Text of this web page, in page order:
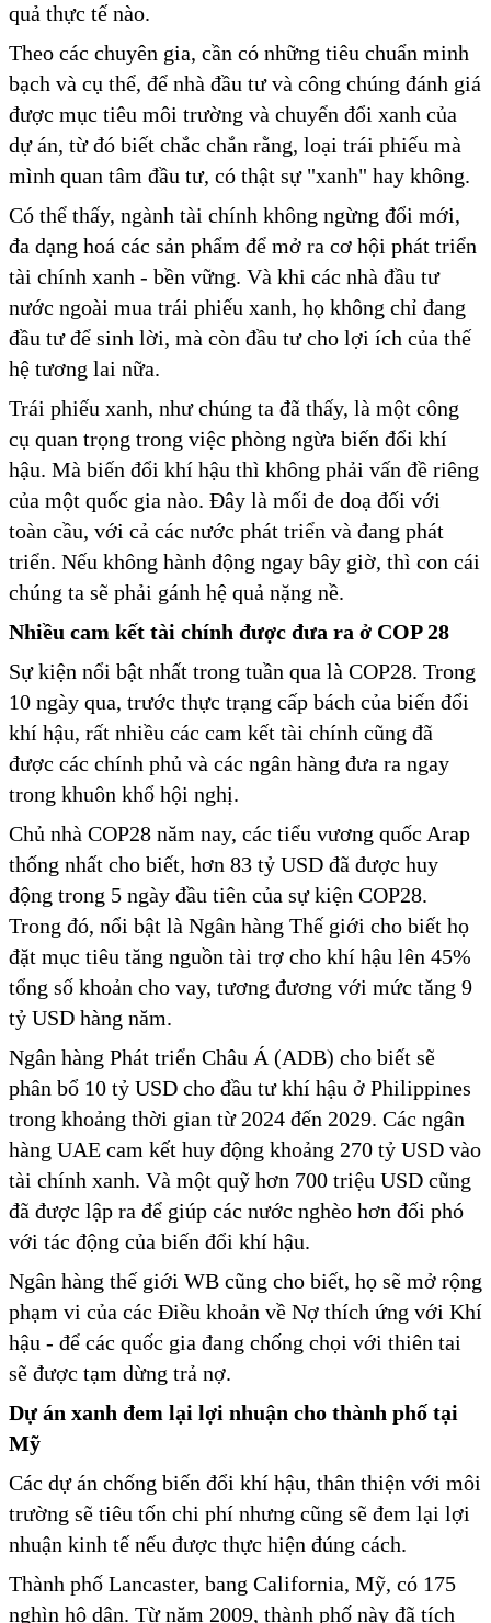
quả thực tế nào.
Theo các chuyên gia, cần có những tiêu chuẩn minh
bạch và cụ thể, để nhà đầu tư và công chúng đánh giá
được mục tiêu môi trường và chuyển đổi xanh của
dự án, từ đó biết chắc chắn rằng, loại trái phiếu mà
mình quan tâm đầu tư, có thật sự "xanh" hay không.
Có thể thấy, ngành tài chính không ngừng đổi mới,
đa dạng hoá các sản phẩm để mở ra cơ hội phát triển
tài chính xanh - bền vững. Và khi các nhà đầu tư
nước ngoài mua trái phiếu xanh, họ không chỉ đang
đầu tư để sinh lời, mà còn đầu tư cho lợi ích của thế
hệ tương lai nữa.
Trái phiếu xanh, như chúng ta đã thấy, là một công
cụ quan trọng trong việc phòng ngừa biến đổi khí
hậu. Mà biến đổi khí hậu thì không phải vấn đề riêng
của một quốc gia nào. Đây là mối đe doạ đối với
toàn cầu, với cả các nước phát triển và đang phát
triển. Nếu không hành động ngay bây giờ, thì con cái
chúng ta sẽ phải gánh hệ quả nặng nề.
Nhiều cam kết tài chính được đưa ra ở COP 28
Sự kiện nổi bật nhất trong tuần qua là COP28. Trong
10 ngày qua, trước thực trạng cấp bách của biến đổi
khí hậu, rất nhiều các cam kết tài chính cũng đã
được các chính phủ và các ngân hàng đưa ra ngay
trong khuôn khổ hội nghị.
Chủ nhà COP28 năm nay, các tiểu vương quốc Arap
thống nhất cho biết, hơn 83 tỷ USD đã được huy
động trong 5 ngày đầu tiên của sự kiện COP28.
Trong đó, nổi bật là Ngân hàng Thế giới cho biết họ
đặt mục tiêu tăng nguồn tài trợ cho khí hậu lên 45%
tổng số khoản cho vay, tương đương với mức tăng 9
tỷ USD hàng năm.
Ngân hàng Phát triển Châu Á (ADB) cho biết sẽ
phân bổ 10 tỷ USD cho đầu tư khí hậu ở Philippines
trong khoảng thời gian từ 2024 đến 2029. Các ngân
hàng UAE cam kết huy động khoảng 270 tỷ USD vào
tài chính xanh. Và một quỹ hơn 700 triệu USD cũng
đã được lập ra để giúp các nước nghèo hơn đối phó
với tác động của biến đổi khí hậu.
Ngân hàng thế giới WB cũng cho biết, họ sẽ mở rộng
phạm vi của các Điều khoản về Nợ thích ứng với Khí
hậu - để các quốc gia đang chống chọi với thiên tai
sẽ được tạm dừng trả nợ.
Dự án xanh đem lại lợi nhuận cho thành phố tại
Mỹ
Các dự án chống biến đổi khí hậu, thân thiện với môi
trường sẽ tiêu tốn chi phí nhưng cũng sẽ đem lại lợi
nhuận kinh tế nếu được thực hiện đúng cách.
Thành phố Lancaster, bang California, Mỹ, có 175
nghìn hộ dân. Từ năm 2009, thành phố này đã tích